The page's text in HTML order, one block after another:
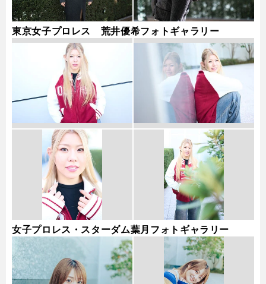
東京女子プロレス 荒井優希フォトギャラリー
女子プロレス・スターダム葉月フォトギャラリー